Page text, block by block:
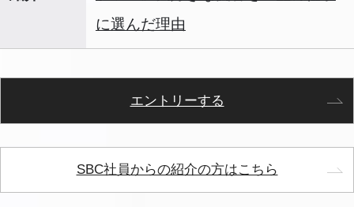
に選んだ理由
エントリーする
SBC社員からの紹介の方はこちら